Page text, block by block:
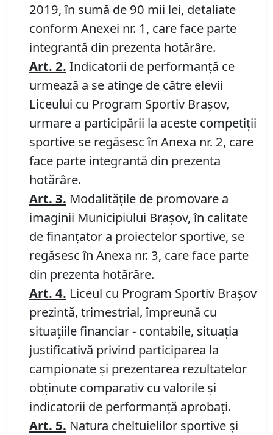
2019, în sumă de 90 mii lei, detaliate
conform Anexei nr. 1, care face parte
integrantă din prezenta hotărâre.
Art. 2. Indicatorii de performanţă ce
urmează a se atinge de către elevii
Liceului cu Program Sportiv Braşov,
urmare a participării la aceste competiţii
sportive se regăsesc în Anexa nr. 2, care
face parte integrantă din prezenta
hotărâre.
Art. 3. Modalităţile de promovare a
imaginii Municipiului Braşov, în calitate
de finanţator a proiectelor sportive, se
regăsesc în Anexa nr. 3, care face parte
din prezenta hotărâre.
Art. 4. Liceul cu Program Sportiv Braşov
prezintă, trimestrial, împreună cu
situaţiile financiar - contabile, situaţia
justificativă privind participarea la
campionate şi prezentarea rezultatelor
obţinute comparativ cu valorile şi
indicatorii de performanţă aprobaţi.
Art. 5. Natura cheltuielilor sportive şi